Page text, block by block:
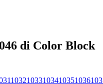
di Color Block
10321033103410351036